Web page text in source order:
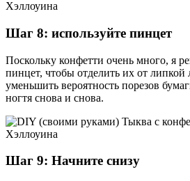
Шаг 8: используйте пинцет
Поскольку конфетти очень много, я
пинцет, чтобы отделить их от
уменьшить вероятность порезов
ногтя снова и снова.
Шаг 9: Начните снизу